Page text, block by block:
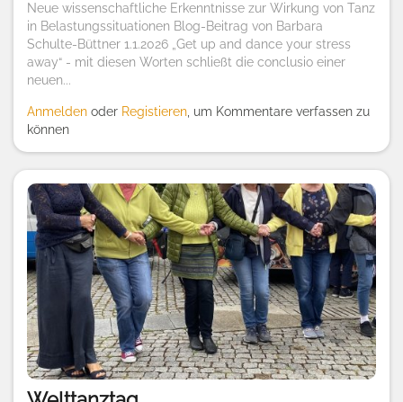
Neue wissenschaftliche Erkenntnisse zur Wirkung von Tanz
in Belastungssituationen Blog-Beitrag von Barbara
Schulte-Büttner 1.1.2026 „Get up and dance your stress
away“ - mit diesen Worten schließt die conclusio einer
neuen...
Anmelden oder Registieren , um Kommentare verfassen zu
können